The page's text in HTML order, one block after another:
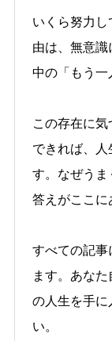
いくら努力
由は、無意
中の「もう一
この存在に気
できれば、人
す。なぜう
答えがここに
すべての記事
ます。あな
の人生を手に
い。